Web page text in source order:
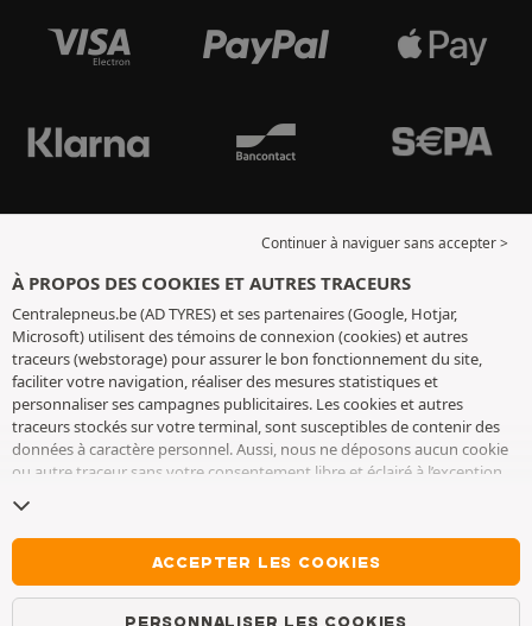
Continuer à naviguer sans accepter >
À PROPOS DES COOKIES ET AUTRES TRACEURS
Centralepneus.be (AD TYRES) et ses partenaires (Google, Hotjar,
Microsoft) utilisent des témoins de connexion (cookies) et autres
traceurs (webstorage) pour assurer le bon fonctionnement du site,
faciliter votre navigation, réaliser des mesures statistiques et
personnaliser ses campagnes publicitaires. Les cookies et autres
traceurs stockés sur votre terminal, sont susceptibles de contenir des
données à caractère personnel. Aussi, nous ne déposons aucun cookie
ou autre traceur sans votre consentement libre et éclairé à l’exception
conservons votre choix pendant 6 mois. Vous pouvez retirer votre
consentement à tout moment en vous rendant sur lapage cookies et
. Vous pouvez choisir de continuer à naviguer sans
accepter le dépôt de cookies ou autres traceurs. Le refus ne fait pas
obstacle à l’accès aux services AD TYRES. Pour plus d’informations, nous
ACCEPTER LES COOKIES
PERSONNALISER LES COOKIES